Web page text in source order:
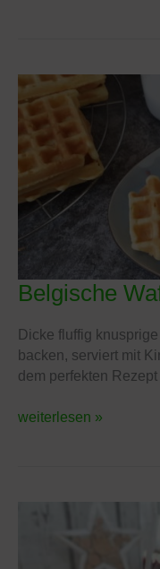
Belgische
Dicke fluffig
backen, serviert mit
dem perfekten
Belgische
Waffeln
weiterlesen »